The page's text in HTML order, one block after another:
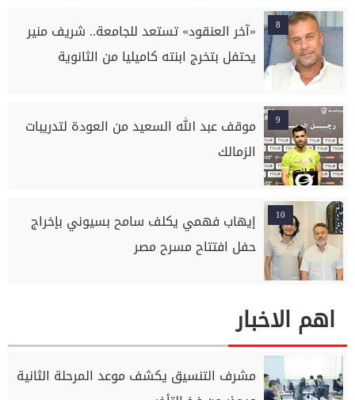
8
«آخر العنقود» تستعد للجامعة.. شريف منير
يحتفل بتخرج ابنته كاميليا من الثانوية
9
موقف عبد الله السعيد من العودة لتدريبات
الزمالك
10
إيهاب فهمي يكلف سامح بسيوني بإخراج
حفل افتتاح مسرح مصر
اهم الاخبار
مشرف التنسيق يكشف موعد المرحلة الثانية